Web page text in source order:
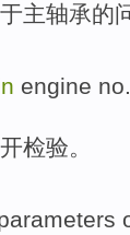
主轴承的
engine
检验。